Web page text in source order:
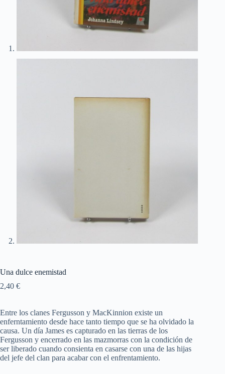
Una dulce enemistad
2,40 €
Entre los clanes Fergusson y MacKinnion existe un
enferntamiento desde hace tanto tiempo que se ha olvidado la
causa. Un día James es capturado en las tierras de los
Fergusson y encerrado en las mazmorras con la condición de
ser liberado cuando consienta en casarse con una de las hijas
del jefe del clan para acabar con el enfrentamiento.